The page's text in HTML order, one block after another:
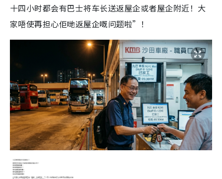
十四小时都会有巴士将车长送返屋企或者屋企附近！大
家唔使再担心佢哋返屋企嘅问题啦”！